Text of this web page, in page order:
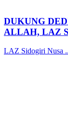
DUKUNG
ALLAH, LAZ
LAZ Sidogiri Nusa